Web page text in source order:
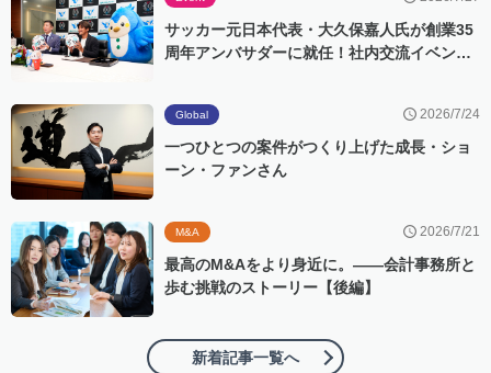
サッカー元日本代表・大久保嘉人氏が創業35
周年アンバサダーに就任！社内交流イベント
Global 2026/7/24
一つひとつの案件がつくり上げた成長・ショ
ーン・ファンさん
M&A 2026/7/21
最高のM&Aをより身近に。――会計事務所と
歩む挑戦のストーリー【後編】
新着記事一覧へ